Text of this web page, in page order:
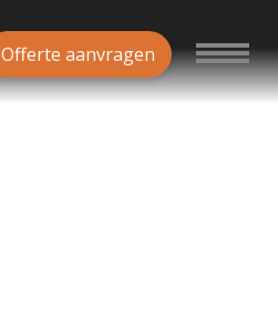
Offerte aanvragen